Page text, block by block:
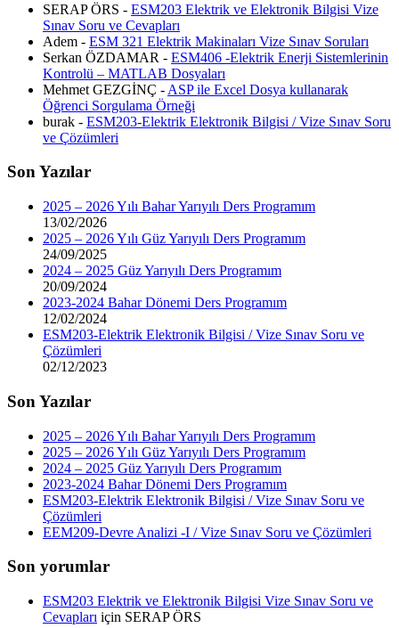
SERAP ÖRS - ESM203 Elektrik ve Elektronik Bilgisi Vize
Sınav Soru ve Cevapları
Adem - ESM 321 Elektrik Makinaları Vize Sınav Soruları
Serkan ÖZDAMAR - ESM406 -Elektrik Enerji Sistemlerinin
Kontrolü – MATLAB Dosyaları
Mehmet GEZGİNÇ - ASP ile Excel Dosya kullanarak
Öğrenci Sorgulama Örneği
burak - ESM203-Elektrik Elektronik Bilgisi / Vize Sınav Soru
ve Çözümleri
Son Yazılar
2025 – 2026 Yılı Bahar Yarıyılı Ders Programım
13/02/2026
2025 – 2026 Yılı Güz Yarıyılı Ders Programım
24/09/2025
2024 – 2025 Güz Yarıyılı Ders Programım
20/09/2024
2023-2024 Bahar Dönemi Ders Programım
12/02/2024
ESM203-Elektrik Elektronik Bilgisi / Vize Sınav Soru ve
Çözümleri
02/12/2023
Son Yazılar
2025 – 2026 Yılı Bahar Yarıyılı Ders Programım
2025 – 2026 Yılı Güz Yarıyılı Ders Programım
2024 – 2025 Güz Yarıyılı Ders Programım
2023-2024 Bahar Dönemi Ders Programım
ESM203-Elektrik Elektronik Bilgisi / Vize Sınav Soru ve
Çözümleri
EEM209-Devre Analizi -I / Vize Sınav Soru ve Çözümleri
Son yorumlar
ESM203 Elektrik ve Elektronik Bilgisi Vize Sınav Soru ve
Cevapları için SERAP ÖRS